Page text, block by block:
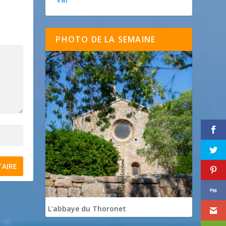
PHOTO DE LA SEMAINE
L'abbaye du Thoronet